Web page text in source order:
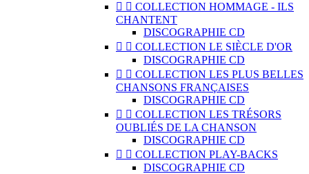
  COLLECTION HOMMAGE - ILS
CHANTENT
DISCOGRAPHIE CD
  COLLECTION LE SIÈCLE D'OR
DISCOGRAPHIE CD
  COLLECTION LES PLUS BELLES
CHANSONS FRANÇAISES
DISCOGRAPHIE CD
  COLLECTION LES TRÉSORS
OUBLIÉS DE LA CHANSON
DISCOGRAPHIE CD
  COLLECTION PLAY-BACKS
DISCOGRAPHIE CD